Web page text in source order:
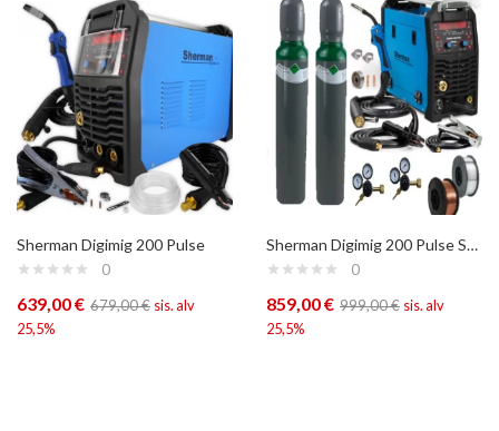
Muista minut
Kirjaudu
Uhditko salasanasi?
Sherman Digimig 200 Pulse
0
639,00€ 679,00€ sis. alv
25,5%
Sherman Digimig 200 Pulse Setti
0
859,00€ 999,00€ sis. alv
25,5%